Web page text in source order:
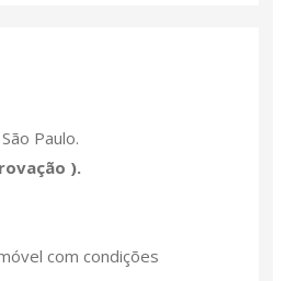
Paulo.
).
com condições